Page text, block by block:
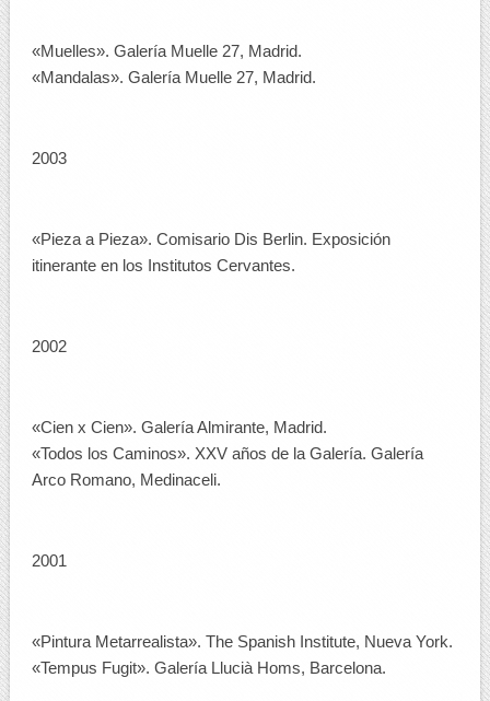
«Muelles». Galería Muelle 27, Madrid.
«Mandalas». Galería Muelle 27, Madrid.
2003
«Pieza a Pieza». Comisario Dis Berlin. Exposición
itinerante en los Institutos Cervantes.
2002
«Cien x Cien». Galería Almirante, Madrid.
«Todos los Caminos». XXV años de la Galería. Galería
Arco Romano, Medinaceli.
2001
«Pintura Metarrealista». The Spanish Institute, Nueva York.
«Tempus Fugit». Galería Llucià Homs, Barcelona.